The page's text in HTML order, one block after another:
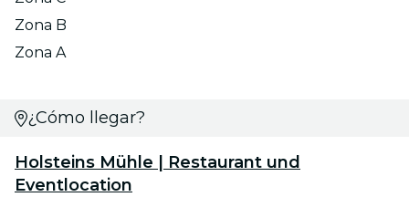
Zona B
Zona A
¿Cómo llegar?
Holsteins Mühle | Restaurant und
Eventlocation